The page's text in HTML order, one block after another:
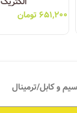
۶۵۱,۲۰۰تومان
و کابل/ترمینال